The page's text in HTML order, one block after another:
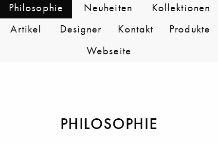
Philosophie Neuheiten
Kollektionen
Artikel
Designer Kontakt
Produkte
Webseite
PHILOSOPHIE